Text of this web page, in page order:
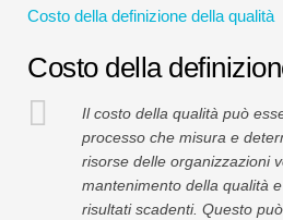
Tutorial sulla modellazione
Modulo completo
Tutorial sulla gestione del
Costo della definizione della qualità
Costo della
Il costo della qualità può
processo che misura e
risorse delle organizzazioni
mantenimento della qualità
risultati scadenti. Questo